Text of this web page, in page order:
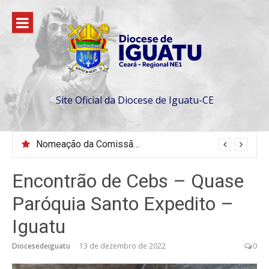
para
conteúdo
Site Oficial da Diocese de Iguatu-CE
Nomeação da Comissão da Escola Diaconal São Lourenço
Encontrão de Cebs – Quase
Paróquia Santo Expedito –
Iguatu
Diocesedeiguatu 13 de dezembro de 2022 0